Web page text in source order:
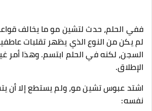
ففي الحلم، حدث لتشين مو ما يخالف
لم يكن من النوع الذي يظهر تقلبات
السجن، لكنه في الحلم ابتسم. وهذا أمر
الإطلاق.
اشتد عبوس تشين مو، ولم يستطع إلا أن
نفسه: